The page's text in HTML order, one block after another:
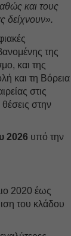
και τους
δείχνουν».
της
και της
και τη Βόρεια
στις
στην
2026 υπό την
2020 έως
του κλάδου